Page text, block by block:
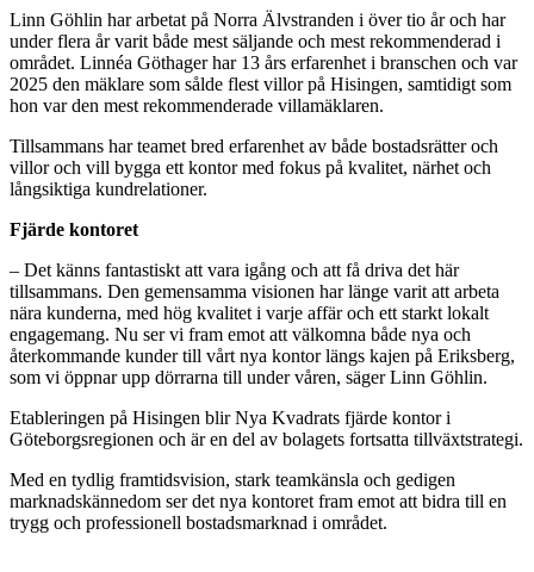
Linn Göhlin har arbetat på Norra Älvstranden i över tio år och har
under flera år varit både mest säljande och mest rekommenderad i
området. Linnéa Göthager har 13 års erfarenhet i branschen och var
2025 den mäklare som sålde flest villor på Hisingen, samtidigt som
hon var den mest rekommenderade villamäklaren.
Tillsammans har teamet bred erfarenhet av både bostadsrätter och
villor och vill bygga ett kontor med fokus på kvalitet, närhet och
långsiktiga kundrelationer.
Fjärde kontoret
– Det känns fantastiskt att vara igång och att få driva det här
tillsammans. Den gemensamma visionen har länge varit att arbeta
nära kunderna, med hög kvalitet i varje affär och ett starkt lokalt
engagemang. Nu ser vi fram emot att välkomna både nya och
återkommande kunder till vårt nya kontor längs kajen på Eriksberg,
som vi öppnar upp dörrarna till under våren, säger Linn Göhlin.
Etableringen på Hisingen blir Nya Kvadrats fjärde kontor i
Göteborgsregionen och är en del av bolagets fortsatta tillväxtstrategi.
Med en tydlig framtidsvision, stark teamkänsla och gedigen
marknadskännedom ser det nya kontoret fram emot att bidra till en
trygg och professionell bostadsmarknad i området.